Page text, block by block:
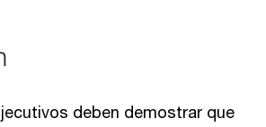
deben demostrar que